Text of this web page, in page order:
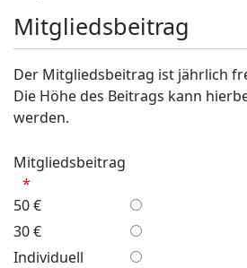
Mitgliedsbeitrag
Der Mitgliedsbeitrag ist jährlich
Die Höhe des Beitrags kann
werden.
Mitgliedsbeitrag
50 €
30 €
Individuell